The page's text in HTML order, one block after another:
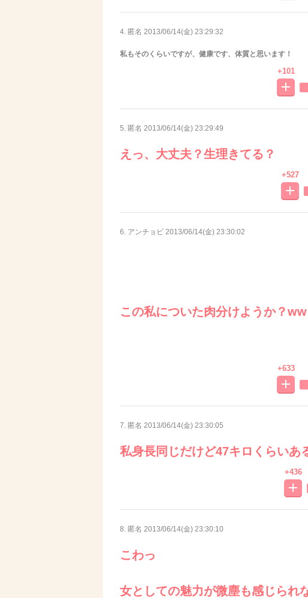
4. 匿名 2013/06/14(金) 23:29:32
私もそのくらいですが、健康です、体質と思います！
+101
5. 匿名 2013/06/14(金) 23:29:49
えっ、大丈夫？生理きてる？
+527
6. アンチョビ 2013/06/14(金) 23:30:02
この私についた肉分けようか？ww
+633
7. 匿名 2013/06/14(金) 23:30:05
私身長同じだけど47キロくらいあ
+436
8. 匿名 2013/06/14(金) 23:30:10
こわっ
女としての魅力が微塵も感じられ